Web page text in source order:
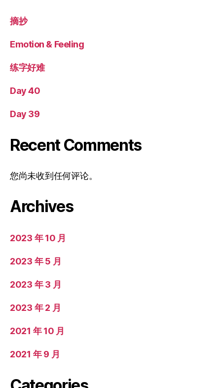
摘抄
Emotion & Feeling
练字好难
Day 40
Day 39
Recent Comments
您尚未收到任何评论。
Archives
2023 年 10 月
2023 年 5 月
2023 年 3 月
2023 年 2 月
2021 年 10 月
2021 年 9 月